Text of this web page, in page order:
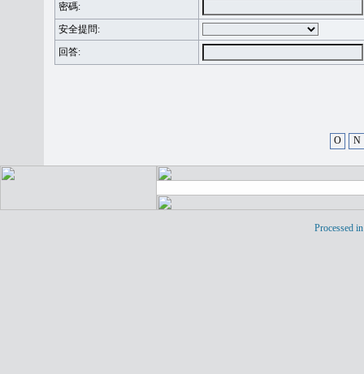
密碼:
安全提問:
回答:
O N
Processed